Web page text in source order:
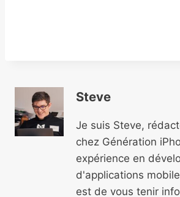
Steve
Je suis Steve,
chez Génération
expérience en
d'applications
est de vous tenir